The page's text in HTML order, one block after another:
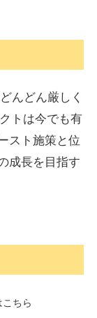
んどん厳しく
トは今でも有
スト施策と位
成長を目指す
ちら